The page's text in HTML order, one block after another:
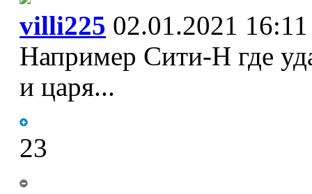
villi225 02.01.2021 16:11
Например Сити-Н где
и царя...
23